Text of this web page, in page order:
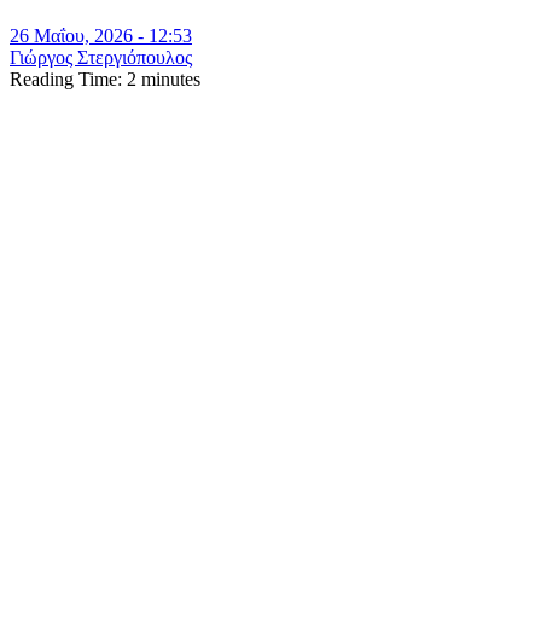
26 Μαΐου, 2026 - 12:53
Γιώργος Στεργιόπουλος
Reading Time: 2 minutes